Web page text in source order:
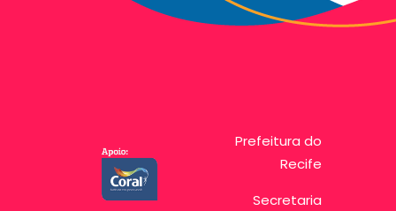
Prefeitura do
Recife
Secretaria